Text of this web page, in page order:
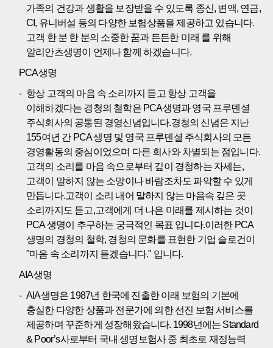
가족의 건강과 생활을 보장받을 수 있도록 종신, 변액, 연금,
CI, 유니버설 등의 다양한 보험상품을 제공하고 있습니다.
고객 한 분 한 분의 소중한 꿈과 든든한 미래 를 위해
알리안츠생명이 언제나 함께 하겠습니다.
PCA생명
항상 고객의 마음 속 소리까지 듣고 항상 고객을
이해하겠다는 경청의 철학은 PCA생명과 영국 프루덴셜
주식회사의 공통된 경영신념입니다.경청의 신념은 지난
155여년 간 PCA 생명 및 영국 프루덴셜 주식회사의 모든
경영활동의 중심이었으며 다른 회사와 차별되는 점입니다.
고객의 소리를 마음 속으로부터 깊이 경청하는 자세는,
고객이 말하지 않는 소망이나 바람조차도 파악할 수 있게
만듭니다.고객이 소리 내어 말하지 않는 마음속 깊은 곳
소리까지도 듣고,고객에게 더 나은 미래를 제시하는 것이
PCA 생명이 추구하는 궁극적인 목표 입니다.이러한 PCA
생명의 경청의 철학, 경청의 문화를 표현한 기업 슬로건이
"마음 속 소리까지 듣겠습니다." 입니다.
AIA생명
AIA생명은 1987년 한국에 진출한 이래 보험의 기본에
충실한 다양한 상품과 전문가에 의한 선진 보험 서비스를
제공하며 꾸준하게 성장해왔습니다. 1998년에는 Standard
& Poor’s사로부터 국내 생명보험사 중 최초로 재정능력